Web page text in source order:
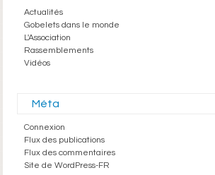
Actualités
Gobelets dans le monde
L'Association
Rassemblements
Vidéos
Méta
Connexion
Flux des publications
Flux des commentaires
Site de WordPress-FR